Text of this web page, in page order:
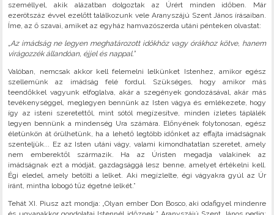
személlyel, akik alázatban dolgoztak az Úrért minden időben. Már
ezerötszáz évvel ezelőtt találkozunk vele Aranyszájú Szent János írásaiban.
Íme, az ő szavai, amiket az egyház hamvazószerda utáni pénteken olvastat:
„Az imádság ne legyen meghatározott időkhöz vagy órákhoz kötve, hanem
virágozzék állandóan, éjjel és nappal.”
Valóban, nemcsak akkor kell felemelni lelkünket Istenhez, amikor egész
szellemünk az imádság felé fordul. Szükséges, hogy amikor más
teendőkkel vagyunk elfoglalva, akár a szegények gondozásával, akár más
tevékenységgel, meglegyen bennünk az Isten vágya és emlékezete, hogy
így az isteni szeretettől, mint sótól megízesítve, minden ízletes táplálék
legyen bennünk a mindenség Ura számára. Előnyének folytonosan, egész
életünkön át örülhetünk, ha a lehető legtöbb időnket az effajta imádságnak
szenteljük... Ez az Isten utáni vágy, valami kimondhatatlan szeretet, amely
nem emberektől származik. Ha az Úristen megadja valakinek az
imádságnak ezt a módját, gazdagsággá lesz benne, amelyet értékelni kell.
Égi eledel, amely betölti a lelket. Aki megízlelte, égi vágyakra gyúl az Úr
iránt, mintha lobogó tűz égetné lelkét.”
Tehát XI. Piusz azt mondja: „Olyan ember Don Bosco, aki odafigyel mindenre